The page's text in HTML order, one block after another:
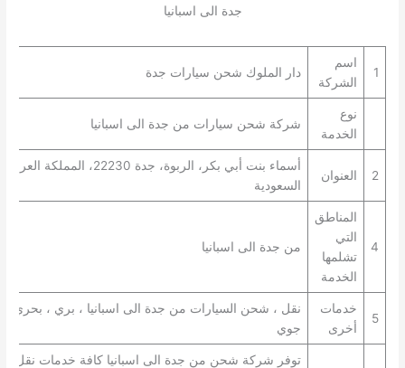
جدة الى اسبانيا
1
اسم
الشركة
دار الملوك شحن سيارات جدة
نوع
الخدمة
شركة شحن سيارات من جدة الى اسبانيا
2 العنوان
أسماء بنت أبي بكر، الربوة، جدة 22230، المملكة العربية
السعودية
4
المناطق
التي
تشلمها
الخدمة
من جدة الى اسبانيا
5
خدمات
أخرى
نقل ، شحن السيارات من جدة الى اسبانيا ، بري ، بحري ،
جوي
توفر شركة شحن من جدة الى اسبانيا كافة خدمات نقل ،